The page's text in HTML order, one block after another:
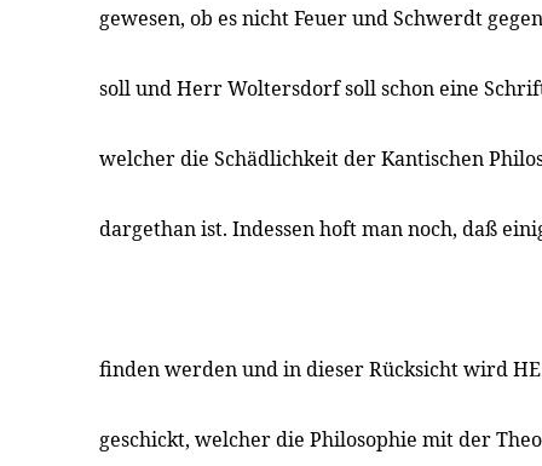
gewesen, ob es nicht Feuer und Schwerdt
soll und Herr Woltersdorf soll schon eine
welcher die Schädlichkeit der Kantischen
dargethan ist. Indessen hoft man noch, daß
finden werden und in dieser Rücksicht wird
geschickt, welcher die Philosophie mit der